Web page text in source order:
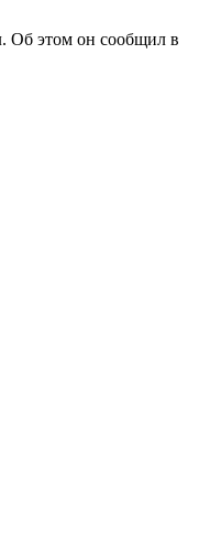
Об этом он сообщил в